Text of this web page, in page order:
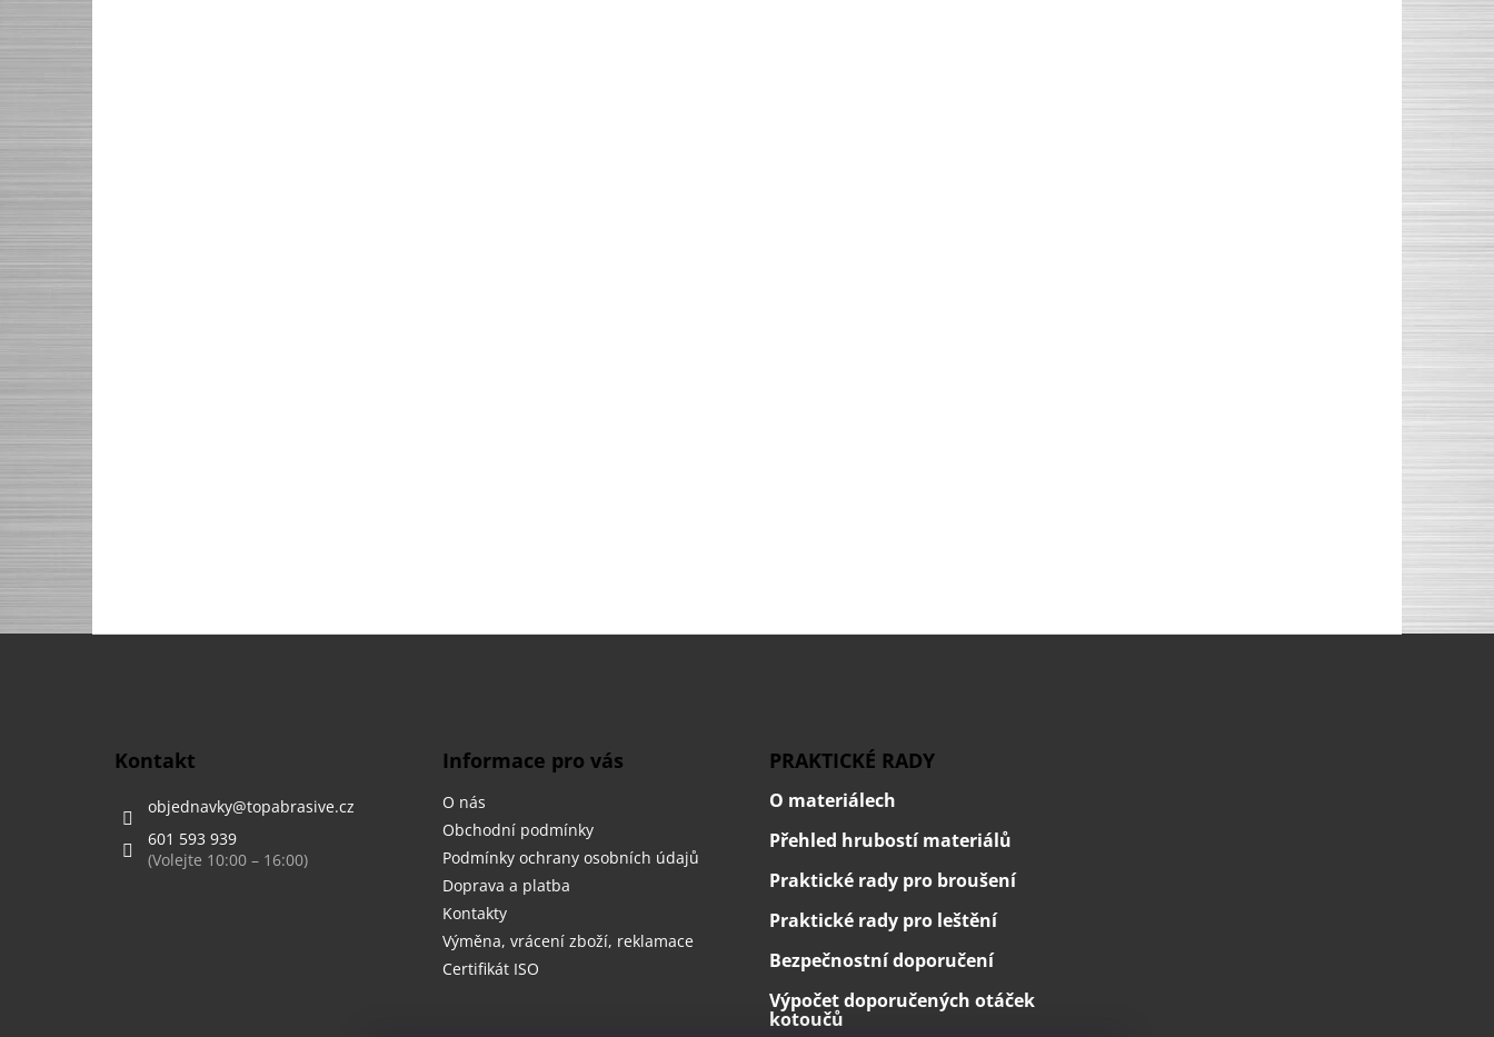
Z
Kontakt
objednavky@topabrasive.cz
601 593 939
Informace pro vás
O nás
Obchodní podmínky
Podmínky ochrany osobních údajů
Doprava a platba
Kontakty
Výměna, vrácení zboží, reklamace
Certifikát ISO
PRAKTICKÉ RADY
O materiálech
Přehled hrubostí materiálů
Praktické rady pro broušení
Praktické rady pro leštění
Bezpečnostní doporučení
Výpočet doporučených otáček
kotoučů